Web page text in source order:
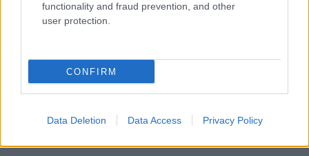
functionality and fraud prevention, and other
user protection.
CONFIRM
Data Deletion Data Access Privacy Policy